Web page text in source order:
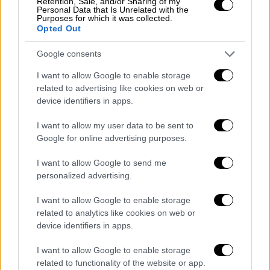
Personal Data that Is Unrelated with the
Purposes for which it was collected.
Opted Out
Google consents
I want to allow Google to enable storage
related to advertising like cookies on web or
device identifiers in apps.
I want to allow my user data to be sent to
Google for online advertising purposes.
I want to allow Google to send me
personalized advertising.
I want to allow Google to enable storage
related to analytics like cookies on web or
device identifiers in apps.
I want to allow Google to enable storage
related to functionality of the website or app.
τις προτάσεις τους. «Και αναρωτιέμαι:
Ξέχασαν να μιλήσουν για τα ξυλόλια; Ξέχασαν
να μιλήσουν με τα χαμένα βαγόνια; Είδατε
κάπου να λένε για νεκρούς τους οποίους
εξαφανίσαμε; Μίλησε κανείς για ευθύνες του
πρωθυπουργού ή οποιουδήποτε άλλου, που
θα μπορούσαν να το κάνουν με βάση το
σύνολο της δικογραφίας, για μπάζωμα με
σκοπό την συγκάλυψη; Ακούσατε χθες κάτι
για λαθρέμπορους και τους κρύβαμε; Όχι
μόνο στις προτάσεις [...] Στις ομιλίες των
κομμάτων...» σημείωσε.
«Αυτή η κυβέρνηση αυτός ο
πρωθυπουργός έκανε ό,τι έκανε»